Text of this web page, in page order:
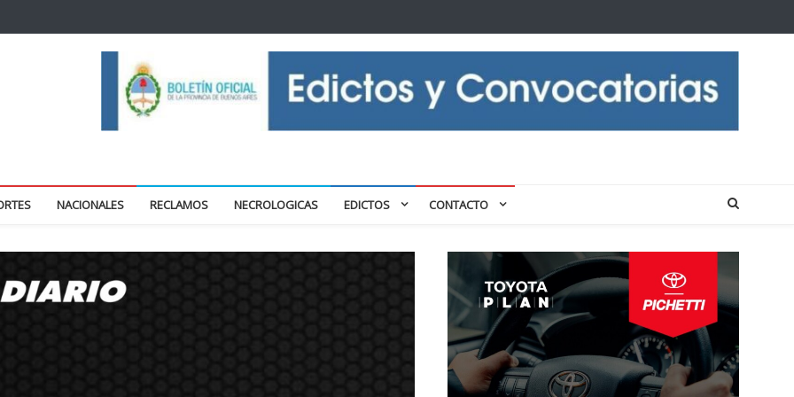
NACIONALES RECLAMOS NECROLOGICAS EDICTOS CONTACTO